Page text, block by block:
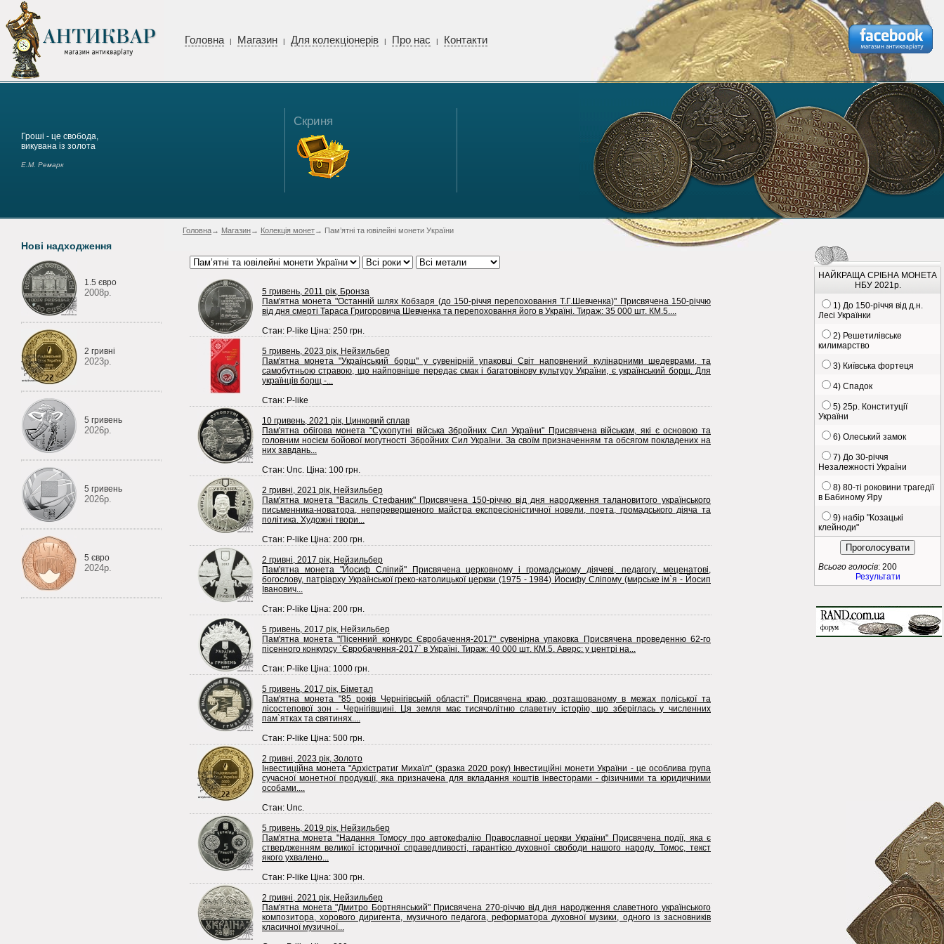
Головна | Магазин | Для колекціонерів | Про нас | Контакти
Гроші - це свобода,
викувана із золота
Е.М. Ремарк
Скриня
Нові надходження
1.5 євро
2008р.
2 гривні
2023р.
5 гривень
2026р.
5 гривень
2026р.
5 євро
2024р.
Головна→ Магазин→ Колекція монет→ Пам’ятні та ювілейні монети України
5 гривень, 2011 рік, Бронза
Пам'ятна монета "Останній шлях Кобзаря (до 150-річчя перепоховання Т.Г.Шевченка)" Присвячена 150-річчю
від дня смерті Тараса Григоровича Шевченка та перепоховання його в Україні. Тираж: 35 000 шт. КМ.5....
Стан: P-like Ціна: 250 грн.
5 гривень, 2023 рік, Нейзильбер
Пам'ятна монета "Український борщ" у сувенірній упаковці Світ наповнений кулінарними шедеврами, та
самобутньою стравою, що найповніше передає смак і багатовікову культуру України, є український борщ. Для
українців борщ -...
Стан: P-like
10 гривень, 2021 рік, Цинковий сплав
Пам'ятна обігова монета "Сухопутні війська Збройних Сил України" Присвячена військам, які є основою та
головним носієм бойової могутності Збройних Сил України. За своїм призначенням та обсягом покладених на
них завдань...
Стан: Unc. Ціна: 100 грн.
2 гривні, 2021 рік, Нейзильбер
Пам'ятна монета "Василь Стефаник" Присвячена 150-річчю від дня народження талановитого українського
письменника-новатора, неперевершеного майстра експресіоністичної новели, поета, громадського діяча та
політика. Художні твори...
Стан: P-like Ціна: 200 грн.
2 гривні, 2017 рік, Нейзильбер
Пам'ятна монета "Йосиф Сліпий" Присвячена церковному і громадському діячеві, педагогу, меценатові,
богослову, патріарху Української греко-католицької церкви (1975 - 1984) Йосифу Сліпому (мирське ім`я - Йосип
Іванович...
Стан: P-like Ціна: 200 грн.
5 гривень, 2017 рік, Нейзильбер
Пам'ятна монета "Пісенний конкурс Євробачення-2017" сувенірна упаковка Присвячена проведенню 62-го
пісенного конкурсу `Євробачення-2017` в Україні. Тираж: 40 000 шт. КМ.5. Аверс: у центрі на...
Стан: P-like Ціна: 1000 грн.
5 гривень, 2017 рік, Біметал
Пам'ятна монета "85 років Чернігівській області" Присвячена краю, розташованому в межах поліської та
лісостепової зон - Чернігівщині. Ця земля має тисячолітню славетну історію, що зберіглась у численних
пам`ятках та святинях....
Стан: P-like Ціна: 500 грн.
2 гривні, 2023 рік, Золото
Інвестиційна монета "Архістратиг Михаїл" (зразка 2020 року) Інвестиційні монети України - це особлива група
сучасної монетної продукції, яка призначена для вкладання коштів інвесторами - фізичними та юридичними
особами....
Стан: Unc.
5 гривень, 2019 рік, Нейзильбер
Пам'ятна монета "Надання Томосу про автокефалію Православної церкви України" Присвячена події, яка є
ствердженням великої історичної справедливості, гарантією духовної свободи нашого народу. Томос, текст
якого ухвалено...
Стан: P-like Ціна: 300 грн.
2 гривні, 2021 рік, Нейзильбер
Пам'ятна монета "Дмитро Бортнянський" Присвячена 270-річчю від дня народження славетного українського
композитора, хорового диригента, музичного педагога, реформатора духовної музики, одного із засновників
класичної музичної...
НАЙКРАЩА СРІБНА МОНЕТА
НБУ 2021р.
1) До 150-річчя від д.н.
Лесі Українки
2) Решетилівське
килимарство
3) Київська фортеця
4) Спадок
5) 25р. Конституції
України
6) Олеський замок
7) До 30-річчя
Незалежності України
8) 80-ті роковини трагедії
в Бабиному Яру
9) набір "Козацькі
клейноди"
Всього голосів: 200
Результати